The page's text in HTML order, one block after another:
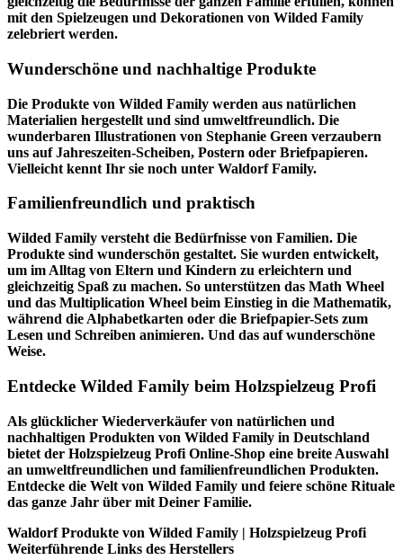
mit den Spielzeugen und Dekorationen von Wilded Family
zelebriert werden.
Wunderschöne und nachhaltige Produkte
Die Produkte von Wilded Family werden aus natürlichen
Materialien hergestellt und sind umweltfreundlich. Die
wunderbaren Illustrationen von Stephanie Green verzaubern
uns auf Jahreszeiten-Scheiben, Postern oder Briefpapieren.
Vielleicht kennt Ihr sie noch unter Waldorf Family.
Familienfreundlich und praktisch
Wilded Family versteht die Bedürfnisse von Familien. Die
Produkte sind wunderschön gestaltet. Sie wurden entwickelt,
um im Alltag von Eltern und Kindern zu erleichtern und
gleichzeitig Spaß zu machen. So unterstützen das Math Wheel
und das Multiplication Wheel beim Einstieg in die Mathematik,
während die Alphabetkarten oder die Briefpapier-Sets zum
Lesen und Schreiben animieren. Und das auf wunderschöne
Weise.
Entdecke Wilded Family beim Holzspielzeug Profi
Als glücklicher Wiederverkäufer von natürlichen und
nachhaltigen Produkten von Wilded Family in Deutschland
bietet der Holzspielzeug Profi Online-Shop eine breite Auswahl
an umweltfreundlichen und familienfreundlichen Produkten.
Entdecke die Welt von Wilded Family und feiere schöne Rituale
das ganze Jahr über mit Deiner Familie.
Waldorf Produkte von Wilded Family | Holzspielzeug Profi
Weiterführende Links des Herstellers